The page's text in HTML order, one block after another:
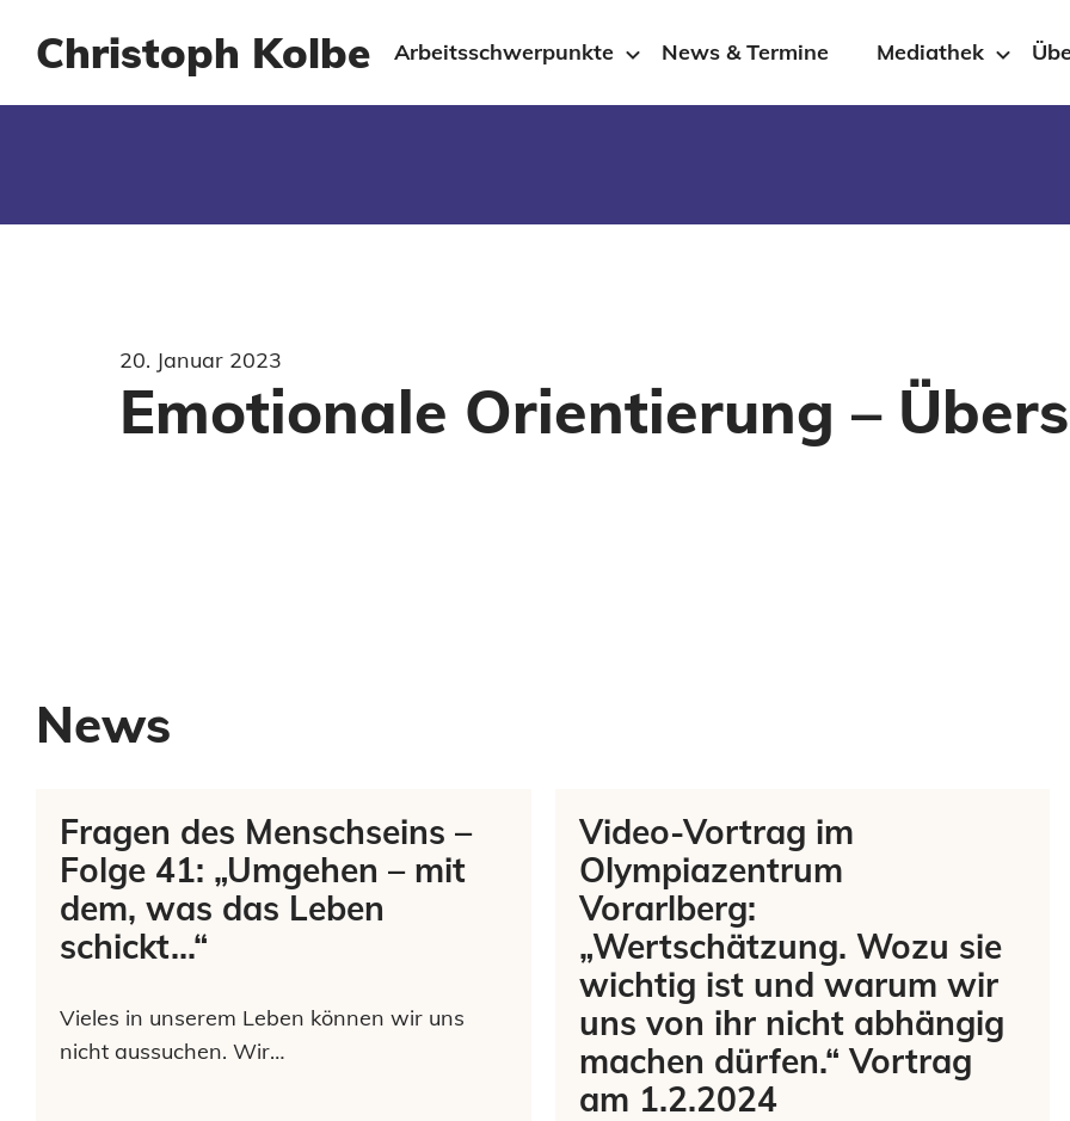
Christoph Kolbe Arbeitsschwerpunkte News & Termine Mediathek
20. Januar 2023
Emotionale Orientierung –
News
Fragen des Menschseins –
Folge 41: „Umgehen – mit
dem, was das Leben
schickt…“
Vieles in unserem Leben können wir uns
nicht aussuchen. Wir…
Video-Vortrag im
Olympiazentrum
Vorarlberg:
„Wertschätzung. Wozu sie
wichtig ist und warum wir
uns von ihr nicht abhängig
machen dürfen.“ Vortrag
am 1.2.2024